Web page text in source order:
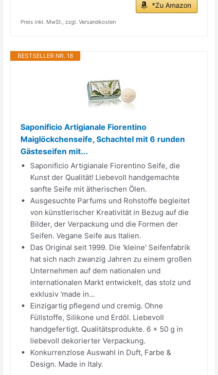
*Zu Amazon
Preis inkl. MwSt., zzgl. Versandkosten
BESTSELLER NR. 18
Saponificio Artigianale Fiorentino
Maiglöckchenseife, Schachtel mit 6 runden
Gästeseifen mit...
Saponificio Artigianale Fiorentino Seife, die
Kunst der Qualität! Liebevoll handgemachte
sanfte Seife mit ätherischen Ölen.
Ausgesuchte Parfums und Rohstoffe begleitet
von künstlerischer Kreativität in Bezug auf die
Bilder, der Verpackung und die Formen der
Seifen. Vegane Seife aus Italien.
Das Original seit 1999. Die 'kleine' Seifenfabrik
hat sich nach zwanzig Jahren zu einem großen
Unternehmen auf dem nationalen und
internationalen Markt entwickelt, das stolz und
exklusiv 'made in...
Einzigartig pflegend und cremig. Ohne
Füllstoffe, Silikone und Erdöl. Liebevoll
handgefertigt. Qualitätsprodukte. 6 x 50 g in
liebevoll dekorierter Verpackung.
Konkurrenzlose Auswahl in Duft, Farbe &
Design. Made in Italy.